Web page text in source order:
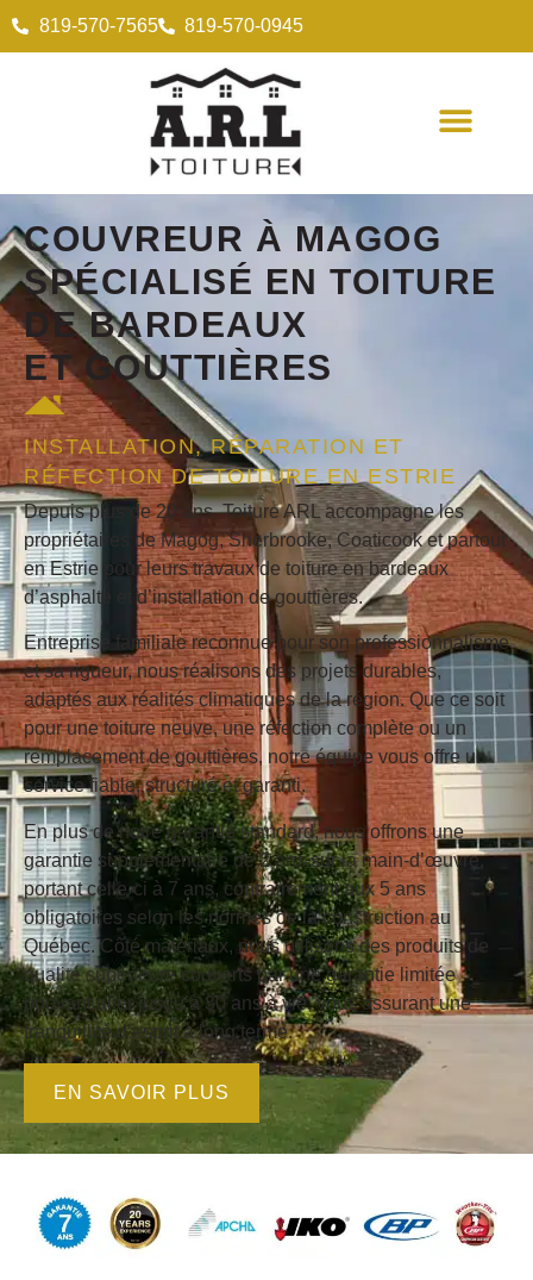
819-570-7565 819-570-0945
COUVREUR À MAGOG
SPÉCIALISÉ EN TOITURE
DE BARDEAUX
ETGOUTTIÈRES
INSTALLATION, RÉPARATION ET
RÉFECTION DE TOITURE EN ESTRIE
Depuis plus de 20 ans, Toiture ARL accompagne les
propriétaires de Magog, Sherbrooke, Coaticook et partout
en Estrie pour leurs travaux de toiture en bardeaux
d’asphalte et d’installation de gouttières.
Entreprise familiale reconnue pour son professionnalisme
et sa rigueur, nous réalisons des projets durables,
adaptés aux réalités climatiques de la région. Que ce soit
pour une toiture neuve, une réfection complète ou un
remplacement de gouttières, notre équipe vous offre un
service fiable, structuré et garanti.
En plus de notre garantie standard, nous offrons une
garantie supplémentaire de 2 ans sur la main-d’œuvre,
portant celle-ci à 7 ans, contrairement aux 5 ans
obligatoires selon les normes de la construction au
Québec. Côté matériaux, nous utilisons des produits de
qualité supérieure couverts par unegarantie limitée
pouvant aller jusqu’à 30 ans à vie, vous assurant une
tranquillité d’esprit à long terme.
EN SAVOIR PLUS